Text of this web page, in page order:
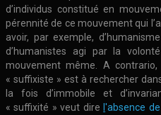
d’individus constitué en
pérennité de ce mouvement qui
avoir, par exemple,
d’humanistes agi par la
mouvement même. A
« suffixiste » est à rechercher
la fois d’immobile et
« suffixité » veut dire l'absence